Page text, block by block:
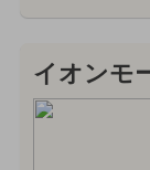
イオンモ